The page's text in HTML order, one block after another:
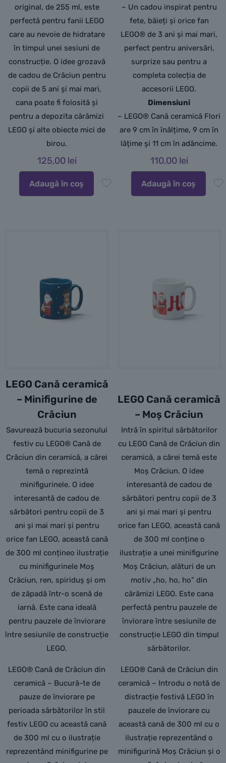
original, de 255 ml, este
perfectă pentru fanii LEGO
care au nevoie de hidratare
în timpul unei sesiuni de
construcție. O idee grozavă
de cadou de Crăciun pentru
copii de 5 ani și mai mari,
cana poate fi folosită și
pentru a depozita cărămizi
LEGO și alte obiecte mici de
birou.
125,00 lei
Adaugă în coș
– Un cadou inspirat pentru
fete, băieți și orice fan
LEGO® de 3 ani și mai mari,
perfect pentru aniversări,
surprize sau pentru a
completa colecția de
accesorii LEGO.
Dimensiuni
– LEGO® Cană ceramică Flori
are 9 cm în înălțime, 9 cm în
lățime și 11 cm în adâncime.
110,00 lei
Adaugă în coș
LEGO Cană ceramică
– Minifigurine de
Crăciun
Savurează bucuria sezonului
festiv cu LEGO® Cană de
Crăciun din ceramică, a cărei
temă o reprezintă
minifigurinele. O idee
interesantă de cadou de
sărbători pentru copii de 3
ani și mai mari și pentru
orice fan LEGO, această cană
de 300 ml conțineo ilustrație
cu minifigurinele Moș
Crăciun, ren, spiriduș și om
de zăpadă într-o scenă de
iarnă. Este cana ideală
pentru pauzele de înviorare
între sesiunile de construcție
LEGO.
LEGO® Cană de Crăciun din
ceramică – Bucură-te de
pauze de înviorare pe
perioada sărbătorilor în stil
festiv LEGO cu această cană
de 300 ml cu o ilustrație
reprezentând minifigurine pe
LEGO Cană ceramică
– Moș Crăciun
Intră în spiritul sărbătorilor
cu LEGO Cană de Crăciun din
ceramică, a cărei temă este
Moș Crăciun. O idee
interesantă de cadou de
sărbători pentru copii de 3
ani și mai mari și pentru
orice fan LEGO, această cană
de 300 ml conține o
ilustrație a unei minifigurine
Moș Crăciun, alături de un
motiv „ho, ho, ho” din
cărămizi LEGO. Este cana
perfectă pentru pauzele de
înviorare între sesiunile de
construcție LEGO din timpul
sărbătorilor.
LEGO® Cană de Crăciun din
ceramică – Introdu o notă de
distracție festivă LEGO în
pauzele de înviorare cu
această cană de 300 ml cu o
ilustrație reprezentând o
minifigurină Moș Crăciun și o